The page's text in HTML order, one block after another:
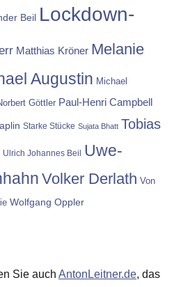
Beil Lockdown-
Matthias Kröner Melanie
Augustin Michael
Göttler Paul-Henri Campbell
Starke Stücke Sujata Bhatt Tobias
Ulrich Johannes Beil Uwe-
Volker Derlath Von
Wolfgang Oppler
Sie auch AntonLeitner.de, das